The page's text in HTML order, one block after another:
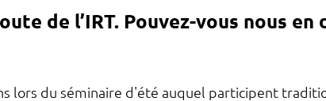
de l’IRT. Pouvez-vous nous en
lors du séminaire d'été auquel participent